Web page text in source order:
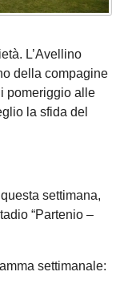
L’Avellino
della compagine
pomeriggio alle
la sfida del
settimana,
“Partenio –
settimanale: